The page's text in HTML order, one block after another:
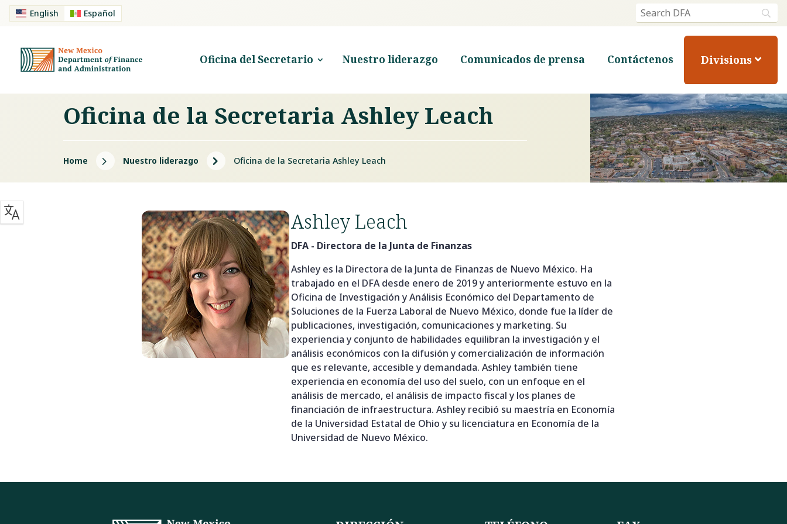
English Español
Oficina del Secretario Nuestro liderazgo Comunicados de prensa Contáctenos Divisions
Oficina de la Secretaria Ashley Leach
Home 5 Nuestro liderazgo 5 Oficina de la Secretaria Ashley Leach
Ashley Leach
DFA - Directora de la Junta de Finanzas
Ashley es la Directora de la Junta de Finanzas de Nuevo México. Ha
trabajado en el DFA desde enero de 2019 y anteriormente estuvo en la
Oficina de Investigación y Análisis Económico del Departamento de
Soluciones de la Fuerza Laboral de Nuevo México, donde fue la líder de
publicaciones, investigación, comunicaciones y marketing. Su
experiencia y conjunto de habilidades equilibran la investigación y el
análisis económicos con la difusión y comercialización de información
que es relevante, accesible y demandada. Ashley también tiene
experiencia en economía del uso del suelo, con un enfoque en el
análisis de mercado, el análisis de impacto fiscal y los planes de
financiación de infraestructura. Ashley recibió su maestría en Economía
de la Universidad Estatal de Ohio y su licenciatura en Economía de la
Universidad de Nuevo México.